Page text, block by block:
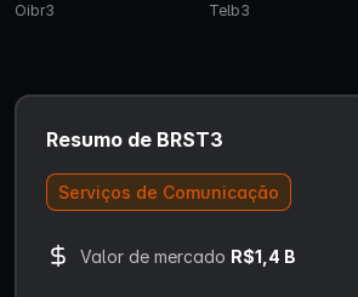
Oibr3 Telb3
Resumo de BRST3
Serviços de Comunicação
Valor de mercado R$1,4 B